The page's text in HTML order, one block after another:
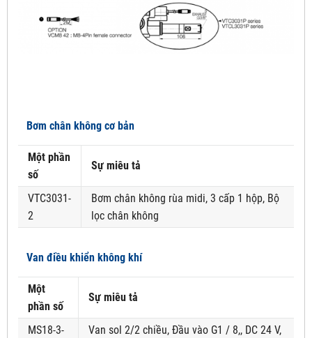
Bơm chân không cơ bản
Một phần
số
Sự miêu tả
VTC3031-
2
Bơm chân không rùa midi, 3 cấp 1 hộp, Bộ
lọc chân không
Van điều khiển không khí
Một
phần số
Sự miêu tả
MS18-3-
Van sol 2/2 chiều, Đầu vào G1 / 8,, DC 24 V,